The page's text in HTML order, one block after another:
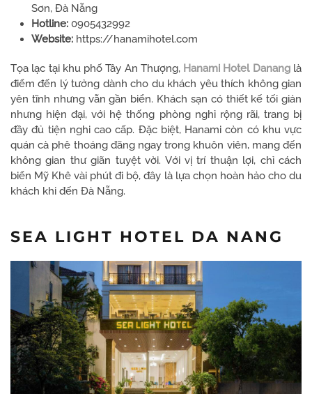
Sơn, Đà Nẵng
Hotline: 0905432992
Website: https://hanamihotel.com
Tọa lạc tại khu phố Tây An Thượng, Hanami Hotel Dananglà
điểm đến lý tưởng dành cho du khách yêu thích không gian
yên tĩnh nhưng vẫn gần biển. Khách sạn có thiết kế tối giản
nhưng hiện đại, với hệ thống phòng nghỉ rộng rãi, trang bị
đầy đủ tiện nghi cao cấp. Đặc biệt, Hanami còn có khu vực
quán cà phê thoáng đãng ngay trong khuôn viên, mang đến
không gian thư giãn tuyệt vời. Với vị trí thuận lợi, chỉ cách
biển Mỹ Khê vài phút đi bộ, đây là lựa chọn hoàn hảo cho du
khách khi đến Đà Nẵng.
SEA LIGHT HOTEL DA NANG